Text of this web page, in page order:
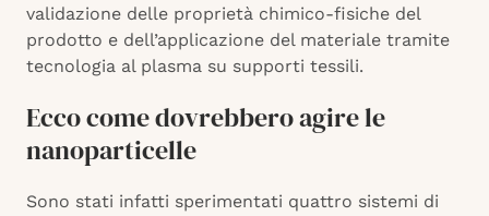
validazione delle proprietà chimico-fisiche del
prodotto e dell’applicazione del materiale tramite
tecnologia al plasma su supporti tessili.
Ecco come dovrebbero agire le
nanoparticelle
Sono stati infatti sperimentati quattro sistemi di